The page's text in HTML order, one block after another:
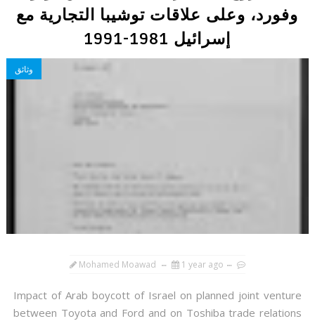
وفورد، وعلى علاقات توشيبا التجارية مع
إسرائيل 1981-1991
وثائق
Mohamed Moawad 1 year ago
Impact of Arab boycott of Israel on planned joint venture
between Toyota and Ford and on Toshiba trade relations